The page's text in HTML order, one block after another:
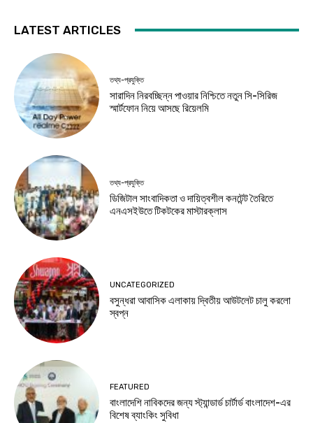
LATEST ARTICLES
তথ্য-প্রযুক্তি
সারাদিন নিরবচ্ছিন্ন পাওয়ার নিশ্চিতে নতুন সি-সিরিজ
স্মার্টফোন নিয়ে আসছে রিয়েলমি
তথ্য-প্রযুক্তি
ডিজিটাল সাংবাদিকতা ও দায়িত্বশীল কনটেন্ট তৈরিতে
এনএসইউতে টিকটকের মাস্টারক্লাস
UNCATEGORIZED
বসুন্ধরা আবাসিক এলাকায় দ্বিতীয় আউটলেট চালু করলো
স্বপ্ন
FEATURED
বাংলাদেশি নাবিকদের জন্য স্ট্যান্ডার্ড চার্টার্ড বাংলাদেশ-এর
বিশেষ ব্যাংকিং সুবিধা